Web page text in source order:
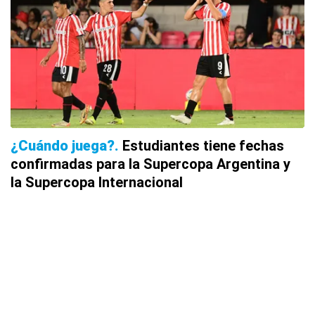
¿Cuándo juega? Estudiantes tiene fechas
confirmadas para la Supercopa Argentina y
la Supercopa Internacional